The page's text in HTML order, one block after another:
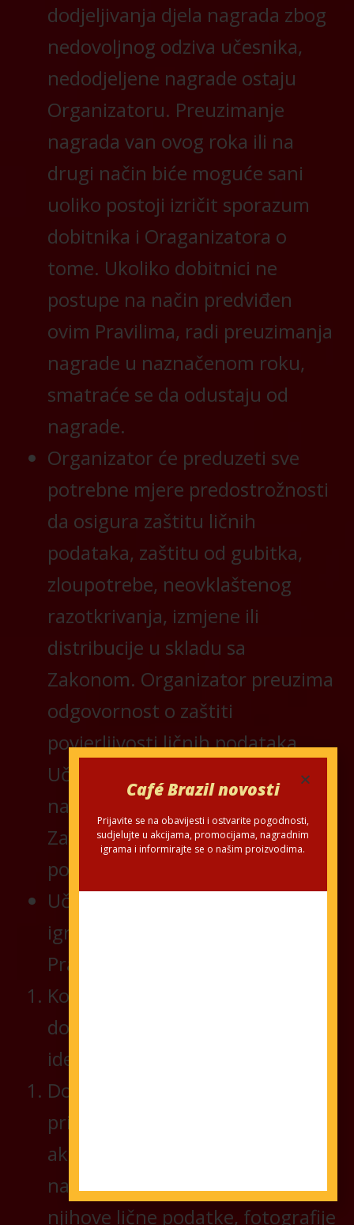
dodjeljivanja djela nagrada zbog
nedovoljnog odziva učesnika,
nedodjeljene nagrade ostaju
Organizatoru. Preuzimanje
nagrada van ovog roka ili na
drugi način biće moguće sani
uoliko postoji izričit sporazum
dobitnika i Oraganizatora o
tome. Ukoliko dobitnici ne
postupe na način predviđen
ovim Pravilima, radi preuzimanja
nagrade u naznačenom roku,
smatraće se da odustaju od
nagrade.
Organizator će preduzeti sve
potrebne mjere predostrožnosti
da osigura zaštitu ličnih
podataka, zaštitu od gubitka,
zloupotrebe, neovklaštenog
razotkrivanja, izmjene ili
distribucije u skladu sa
Zakonom. Organizator preuzima
odgovornost o zaštiti
povjerljivosti ličnih podataka
Učesnika za vrijeme trajanja
nagradne igre u skladu sa
Zakonom o zaštiti ličnih
podataka.
Učestvovanjem u ovoj nagradnoj
igri učesnici prihvataju ova
Pravila.
Kod preuzimanja nagrade
dobitnik je dužan potvrditi svoj
identitet svojom ličnom kartom.
Dobitnici nagrada pristaju da
priređivači u medijskim
aktivnostima vezanim za ovu
nagradnu igru mogu koristiti
njihove lične podatke, fotografije
Café Brazil novosti
Prijavite se na obavijesti i ostvarite pogodnosti,
sudjelujte u akcijama, promocijama, nagradnim
igrama i informirajte se o našim proizvodima.